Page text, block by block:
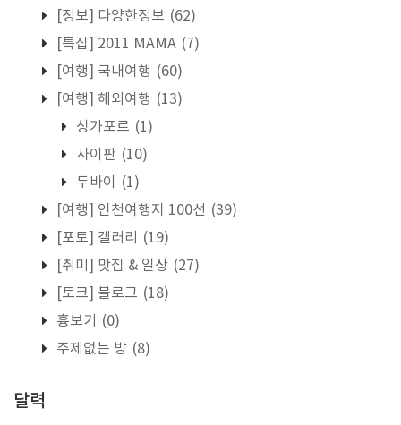
[정보] 다양한정보 (62)
[특집] 2011 MAMA (7)
[여행] 국내여행 (60)
[여행] 해외여행 (13)
싱가포르 (1)
사이판 (10)
두바이
(1)
[여행] 인천여행지 100선 (39)
[포토] 갤러리
(19)
[취미] 맛집 & 일상 (27)
[토크] 블로그 (18)
흉보기
(0)
주제없는 방 (8)
달력